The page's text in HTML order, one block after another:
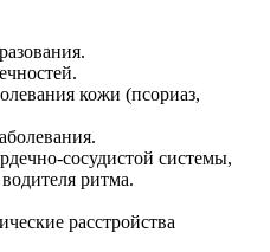
кожи (псориаз,
сосудистой системы,
ритма.
расстройства